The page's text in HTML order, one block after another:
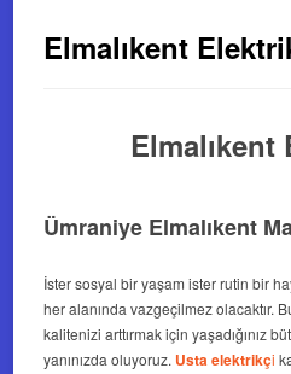
Elmalıkent
Ümraniye Elmalıkent
İster sosyal bir yaşam ister rutin bir
her alanında vazgeçilmez olacaktır.
kalitenizi arttırmak için yaşadığınız
yanınızda oluyoruz. Usta elektrikçi